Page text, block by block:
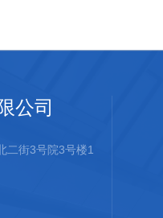
公司
二街3号院3号楼1